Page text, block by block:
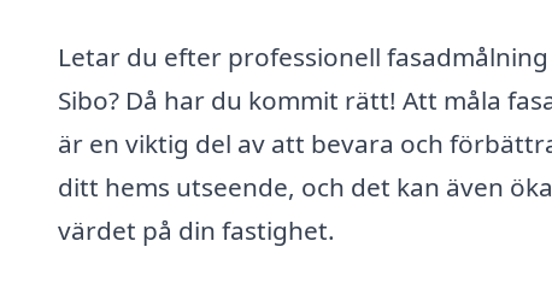
Letar du efter professionell fasadmålning
Sibo? Då har du kommit rätt! Att måla
är en viktig del av att bevara och
ditt hems utseende, och det kan även öka
värdet på din fastighet.